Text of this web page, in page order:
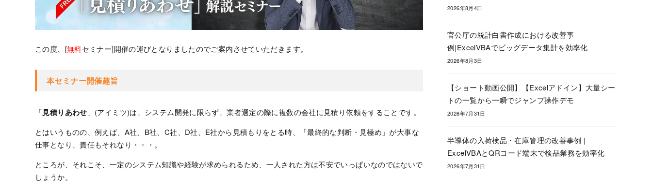
この度、[無料セミナー]開催の運びとなりましたのでご案内させていただきます。
本セミナー開催趣旨
「見積りあわせ 」(アイミツ)は、システム開発に限らず、業者選定の際に複数の会社に見積り依頼をすることです。
とはいうものの、例えば、A社、B社、C社、D社、E社から見積もりをとる時、「最終的な判断・見極め」が大事な
仕事となり、責任もそれなり・・・。
ところが、それこそ、一定のシステム知識や経験が求められるため、一人された方は不安でいっぱいなのではないで
しょうか。
2026年8月4日
官公庁の統計白書作成における改善事
例|ExcelVBAでビッグデータ集計を効率化
2026年8月3日
【ショート動画公開】【Excelアドイン】大量シー
トの一覧から一瞬でジャンプ操作デモ
2026年7月31日
半導体の入荷検品・在庫管理の改善事例 |
ExcelVBAとQRコード端末で検品業務を効率化
2026年7月31日